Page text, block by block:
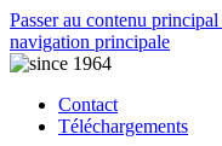
Passer au contenu principal
navigation principale
Contact
Téléchargements